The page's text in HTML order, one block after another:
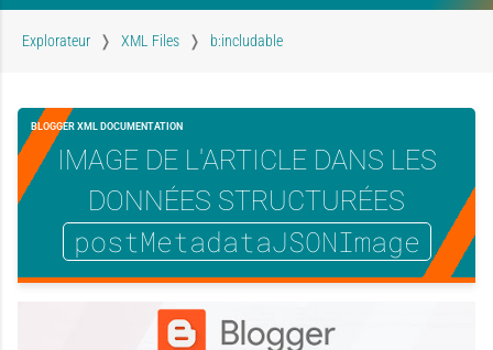
Explorateur XML Files b:includable
IMAGE DE L'ARTICLE DANS LES
DONNÉES STRUCTURÉES
postMetadataJSONImage
BLOGGER XML DOCUMENTATION